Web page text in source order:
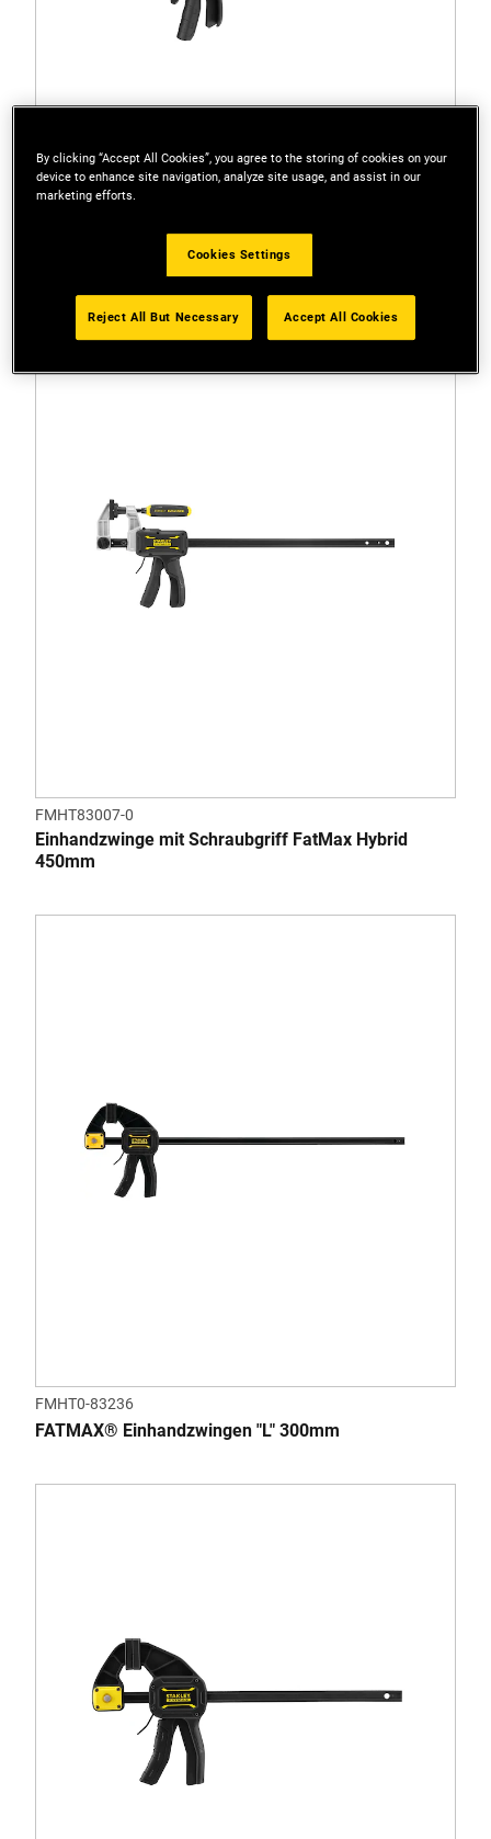
Einhandzwinge mit Schraubgriff FatMax Hybrid
FMHT83007-0
Einhandzwinge mit Schraubgriff FatMax Hybrid
450mm
FMHT0-83236
FATMAX® Einhandzwingen "L" 300mm
By clicking “Accept All Cookies”, you agree to the storing of cookies on your
device to enhance site navigation, analyze site usage, and assist in our
marketing efforts.
Cookies Settings
Reject All But Necessary Accept All Cookies